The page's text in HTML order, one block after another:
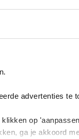
advertenties te
op
ga je akkoord